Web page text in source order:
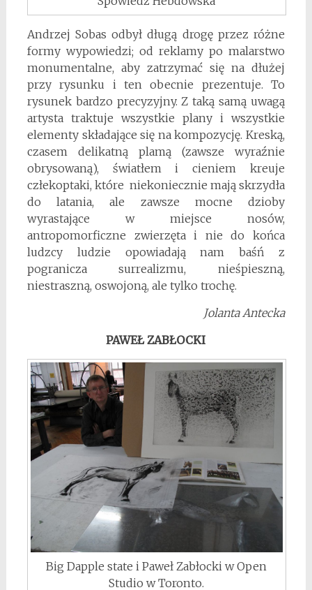
Andrzej Sobas odbył długą drogę przez różne
formy wypowiedzi; od reklamy po malarstwo
monumentalne, aby zatrzymać się na dłużej
przy rysunku i ten obecnie prezentuje. To
rysunek bardzo precyzyjny. Z taką samą uwagą
artysta traktuje wszystkie plany i wszystkie
elementy składające się na kompozycję. Kreską,
czasem delikatną plamą (zawsze wyraźnie
obrysowaną), światłem i cieniem kreuje
człekoptaki, które niekoniecznie mają skrzydła
do latania, ale zawsze mocne dzioby
wyrastające w miejsce nosów,
antropomorficzne zwierzęta i nie do końca
ludzcy ludzie opowiadają nam baśń z
pogranicza surrealizmu, nieśpieszną,
niestraszną, oswojoną, ale tylko trochę.
Jolanta Antecka
PAWEŁ ZABŁOCKI
Big Dapple state i Paweł Zabłocki w Open
Studio w Toronto.